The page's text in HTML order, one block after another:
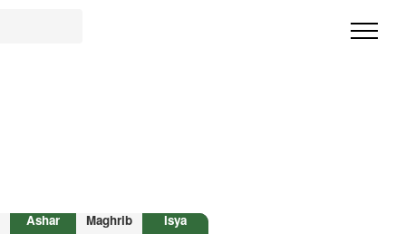
Ashar Maghrib Isya